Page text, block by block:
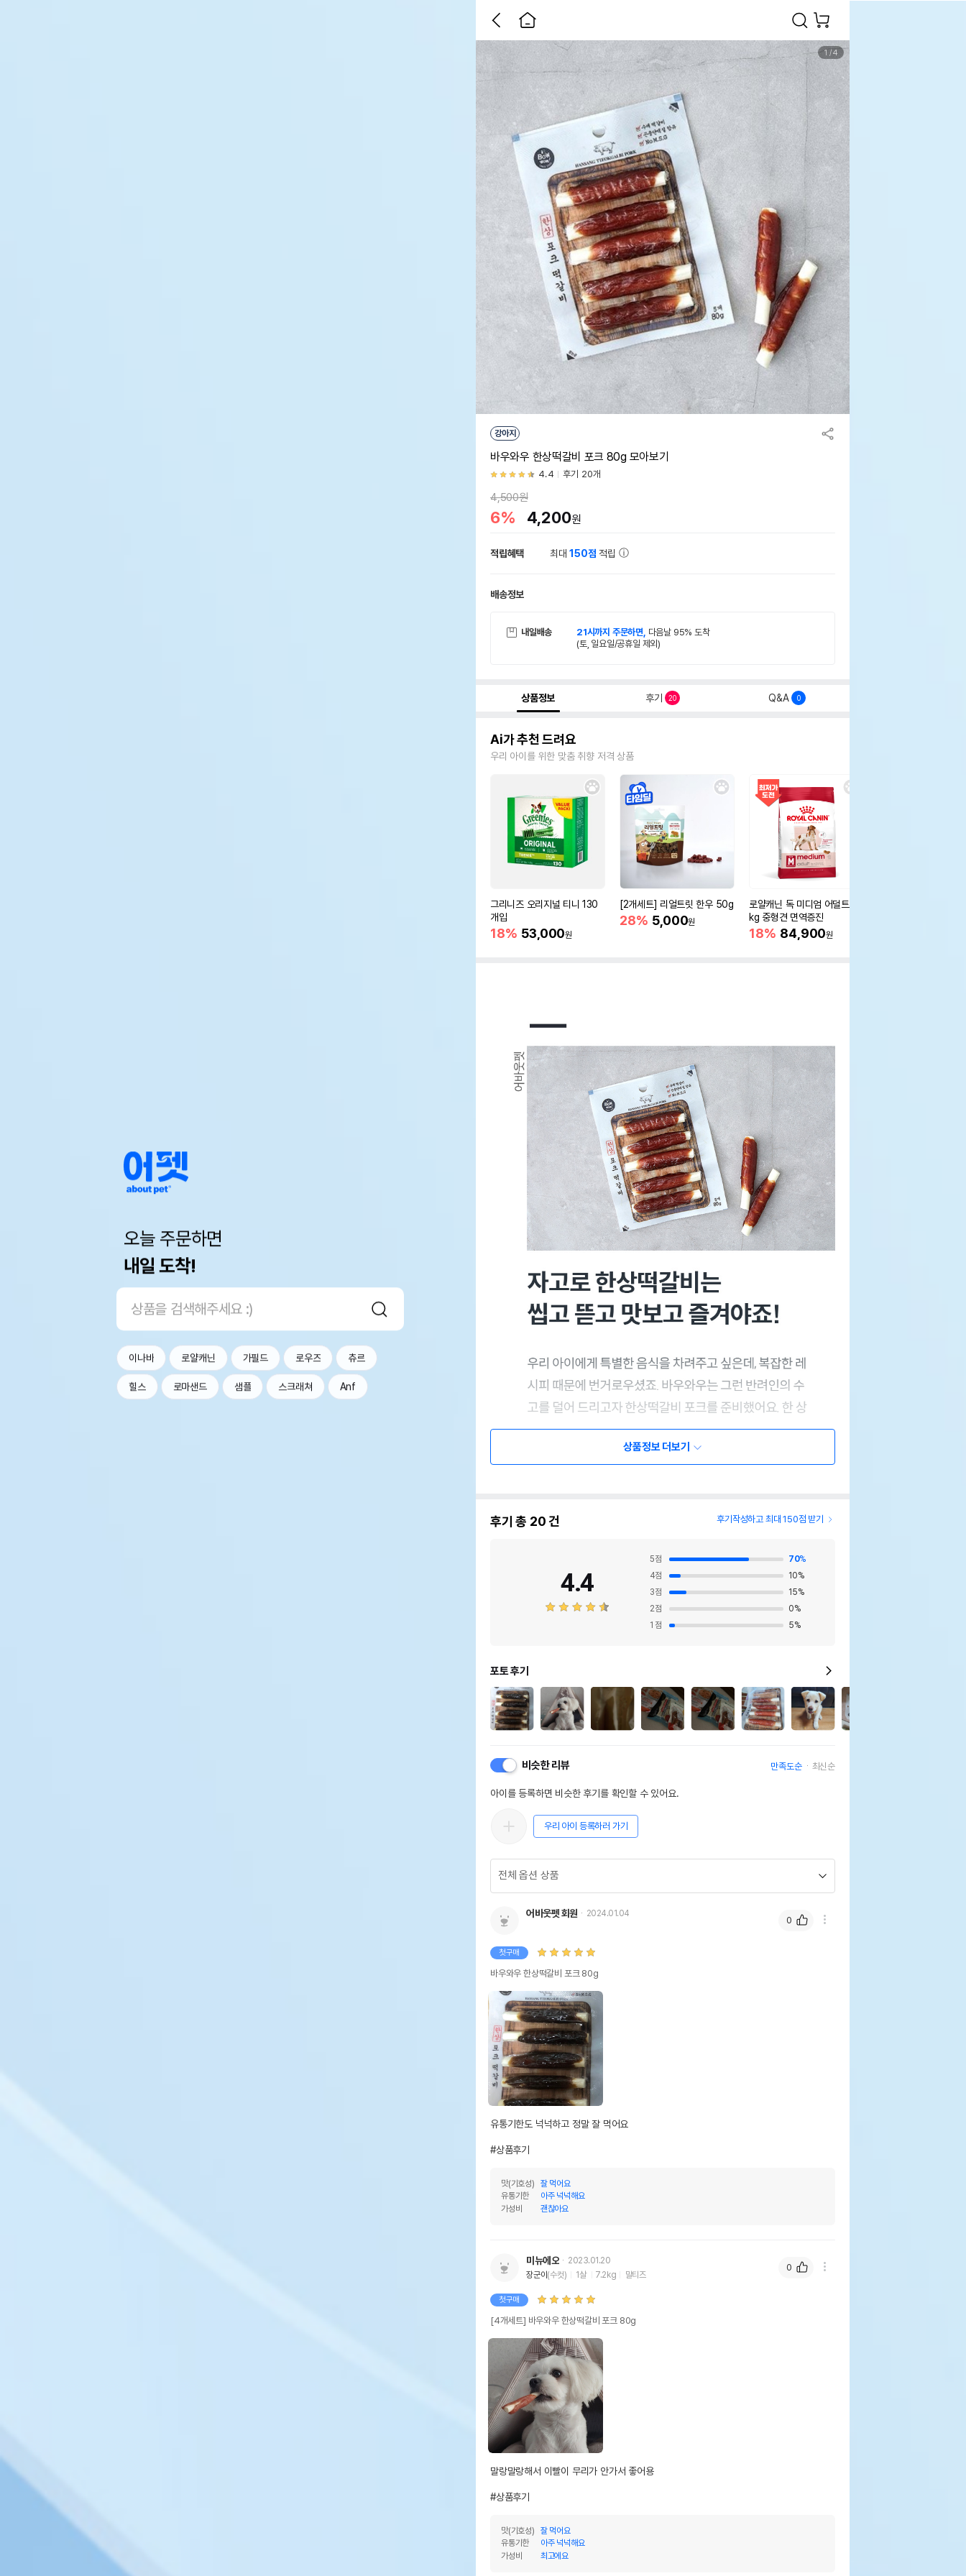
오늘 주문하면
내일 도착!
이나바 로얄캐닌 가필드 로우즈 츄르
힐스 로마샌드 샘플 스크래쳐 Anf
1 /4
강아지
바우와우 한상떡갈비 포크 80g 모아보기
4.4 후기 20개
4,500원
6% 4,200원
적립혜택 최대150점 적립
배송정보
내일배송 21시까지 주문하면, 다음날 95% 도착
(토, 일요일/공휴일 제외)
상품정보 후기 20 Q&A 0
Ai가 추천 드려요
우리 아이를 위한 맞춤 취향 저격 상품
그리니즈 오리지널 티니 130
개입
18% 53,000원
[2개세트] 리얼트릿 한우 50g
28% 5,000원
로얄캐닌 독 미디엄 어덜트 10
kg 중형견 면역증진
18% 84,900원
상품정보 더보기
후기 총 20건 후기작성하고 최대 150점 받기
4.4
5점 70%
4점 10%
3점 15%
2점 0%
1 점 5%
포토 후기
비슷한 리뷰 만족도순 최신순
아이를 등록하면 비슷한 후기를 확인할 수 있어요.
우리 아이 등록하러 가기
어바웃펫 회원 2024.01.04
첫구매
바우와우 한상떡갈비 포크 80g
유통기한도 넉넉하고 정말 잘 먹어요
#상품후기
맛(기호성)
잘 먹어요
유통기한
아주 넉넉해요
가성비
괜찮아요
0
미뉴에오
2023.01.20
장군이(수컷) 1살 7.2kg 말티즈
첫구매
[4개세트] 바우와우 한상떡갈비 포크 80g
말랑말랑해서 이빨이 무리가 안가서 좋어용
#상품후기
맛(기호성)
잘 먹어요
유통기한
아주 넉넉해요
가성비
최고에요
0